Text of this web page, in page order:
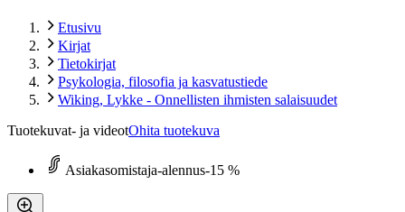
Etusivu
Kirjat
Tietokirjat
Psykologia, filosofia ja kasvatustiede
Wiking, Lykke - Onnellisten ihmisten salaisuudet
Tuotekuvat- ja videotOhita tuotekuva
Asiakasomistaja-alennus-15 %